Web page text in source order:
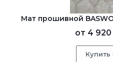
Мат прошивной
от 4 920
Купить